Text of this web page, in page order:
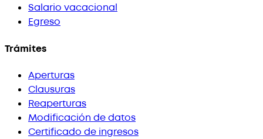
Salario vacacional
Egreso
Trámites
Aperturas
Clausuras
Reaperturas
Modificación de datos
Certificado de ingresos